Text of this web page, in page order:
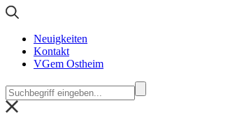
Neuigkeiten
Kontakt
VGem Ostheim